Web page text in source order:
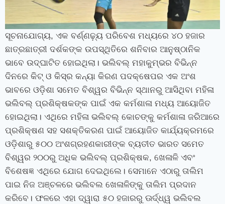
ସୂଚନାଯୋଗ୍ୟ, ଏକ ବର୍ଣ୍ଣଢ଼୍ୟ ପରିବେଶ ମଧ୍ୟରେ ୪୦ ହଜାର
ଛାତ୍ରଛାତ୍ରୀ ଦର୍ଶକଙ୍କ ଉପସ୍ଥିତିରେ ଶନିବାର ଆନୁଷ୍ଠାନିକ
ଭାବେ ଉଦ୍‌ଘାଟିତ ହୋଇଥିଲା। ଭଲିବଲ୍‍ ମହାକୁମ୍ଭର ବିଭିନ୍ନ
ଦିନରେ କିଟ୍‍ ଓ କିସ୍‍ର କନ୍ୟା କିରଣ ପଦକ୍ଷେପର ଏକ ଅଂଶ
ଭାବରେ ଓଡ଼ିଶା ସମେତ ବିଶ୍ୱର ବିଭିନ୍ନ ସ୍ଥାନରୁ ଆସିଥିବା ମହିଳା
ଭଲିବଲ୍ ପ୍ରଶିକ୍ଷକଙ୍କ ପାଇଁ ଏକ କର୍ମଶାଳା ମଧ୍ୟ ଆୟୋଜିତ
ହୋଇଥିଲା। ଏଥିରେ ମହିଳା ଭଲିବଲ୍ କୋଚଙ୍କୁ କର୍ମଶାଳା ଜରିଆରେ
ପ୍ରଶିକ୍ଷଣ ସହ ସଶକ୍ତିକରଣ ପାଇଁ ଆୟୋଜିତ କାର୍ଯ୍ୟକ୍ରମରେ
ଓଡ଼ିଶାରୁ ୫୦୦ ଅଂଶଗ୍ରହଣକାରୀଙ୍କ ବ୍ୟତୀତ ଭାରତ ସମେତ
ବିଶ୍ୱର ୨୦୦ରୁ ଅଧିକ ଭଲିବଲ୍ ପ୍ରଶିକ୍ଷକ, ଖେଳାଳି ଏବଂ
ବିଶେଷଜ୍ଞ ଏଥିରେ ଯୋଗ ଦେଇଥିଲେ। ସେମାନେ ଏଠାରୁ ତାଲିମ
ପାଇ ନିଜ ଅଞ୍ଚଳରେ ଭଲିବଲ ଖେଳାଳିଙ୍କୁ ତାଲିମ ପ୍ରଦାନ
କରିବେ। ଫଳରେ ଏହା ଦ୍ୱାରା ୫୦ ହଜାରରୁ ଊର୍ଦ୍ଧ୍ୱ ଭଲିବଲ